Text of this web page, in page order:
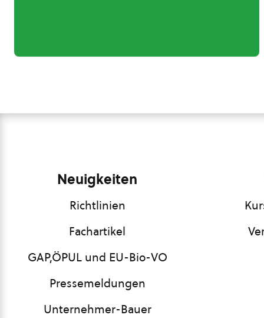
Neuigkeiten
Richtlinien
Fachartikel
GAP,ÖPUL und EU-Bio-VO
Pressemeldungen
Unternehmer-Bauer